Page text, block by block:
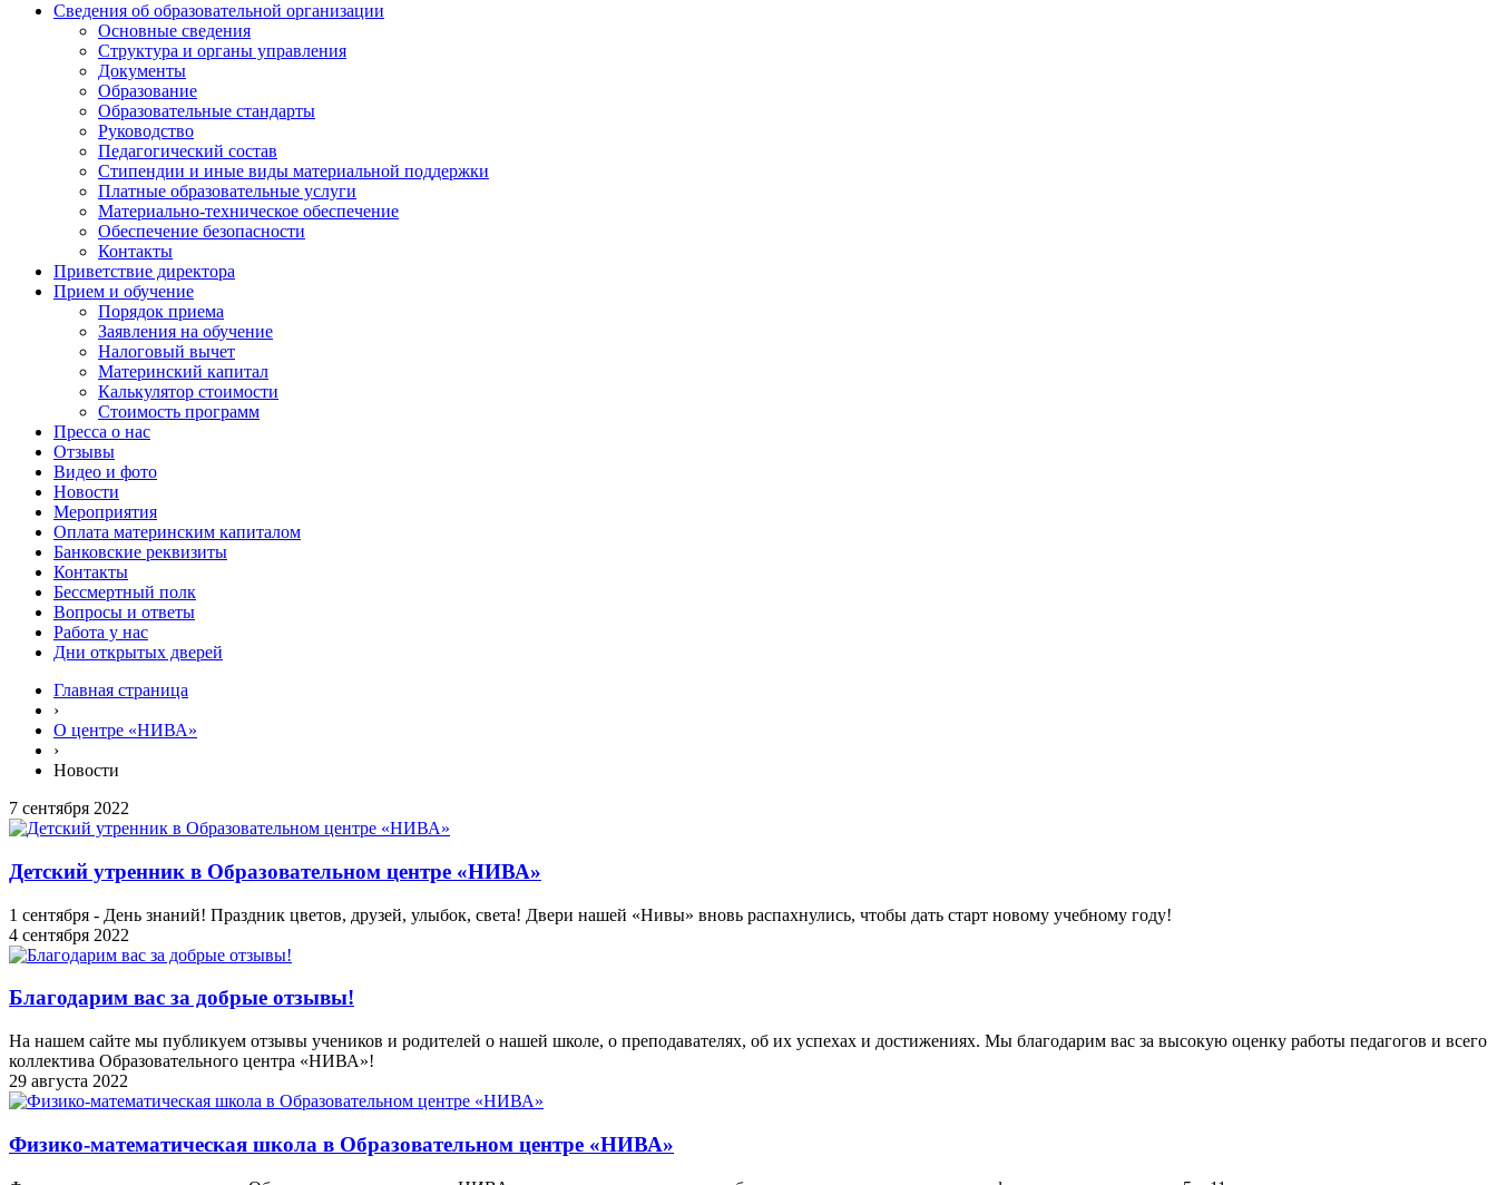
Сведения об образовательной организации
Основные сведения
Структура и органы управления
Документы
Образование
Образовательные стандарты
Руководство
Педагогический состав
Стипендии и иные виды материальной поддержки
Платные образовательные услуги
Материально-техническое обеспечение
Обеспечение безопасности
Контакты
Приветствие директора
Прием и обучение
Порядок приема
Заявления на обучение
Налоговый вычет
Материнский капитал
Калькулятор стоимости
Стоимость программ
Пресса о нас
Отзывы
Видео и фото
Новости
Мероприятия
Оплата материнским капиталом
Банковские реквизиты
Контакты
Бессмертный полк
Вопросы и ответы
Работа у нас
Дни открытых дверей
Главная страница
›
О центре «НИВА»
›
Новости
7 сентября 2022
Детский утренник в Образовательном центре «НИВА»
1 сентября - День знаний! Праздник цветов, друзей, улыбок, света! Двери нашей «Нивы» вновь распахнулись, чтобы дать старт новому учебному году!
4 сентября 2022
Благодарим вас за добрые отзывы!
На нашем сайте мы публикуем отзывы учеников и родителей о нашей школе, о преподавателях, об их успехах и достижениях. Мы благодарим вас за высокую оценку работы педагогов и всего
коллектива Образовательного центра «НИВА»!
29 августа 2022
Физико-математическая школа в Образовательном центре «НИВА»